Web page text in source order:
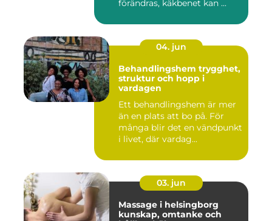
förändras, käkbenet kan ...
04. jun
Behandlingshem trygghet,
struktur och hopp i
vardagen
Ett behandlingshem är mer
än en plats att bo på. För
många blir det en vändpunkt
i livet, där vardag...
03. jun
Massage i helsingborg
kunskap, omtanke och